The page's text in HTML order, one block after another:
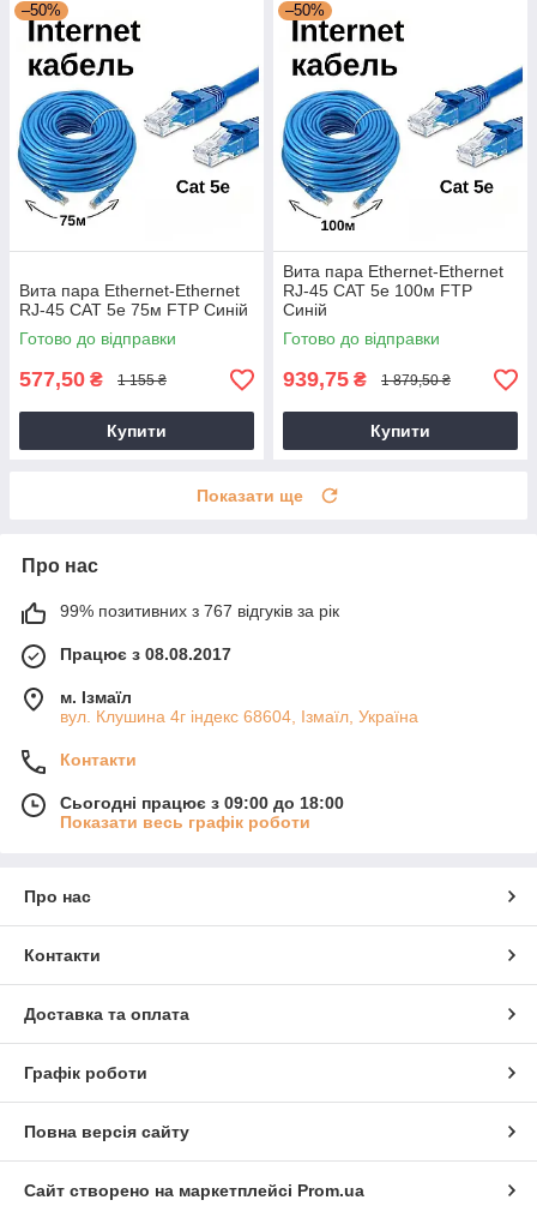
–50%
Вита пара Ethernet-Ethernet
RJ-45 CAT 5е 75м FTP Синій
Готово до відправки
577,50 ₴ 1 155 ₴
Купити
–50%
Вита пара Ethernet-Ethernet
RJ-45 CAT 5е 100м FTP
Синій
Готово до відправки
939,75 ₴ 1 879,50 ₴
Купити
Показати ще
Про нас
99% позитивних з 767 відгуків за рік
Працює з 08.08.2017
м. Ізмаїл
вул. Клушина 4г індекс 68604, Ізмаїл, Україна
Контакти
Сьогодні працює з 09:00 до 18:00
Показати весь графік роботи
Про нас
Контакти
Доставка та оплата
Графік роботи
Повна версія сайту
Сайт створено на маркетплейсі Prom.ua